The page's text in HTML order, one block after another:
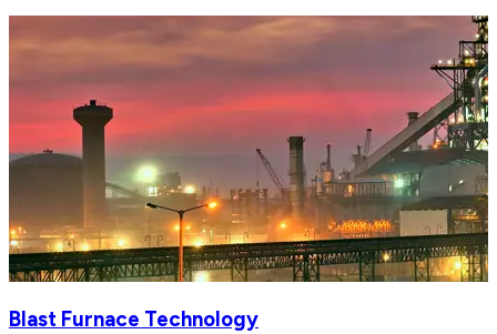
Blast Furnace Technology